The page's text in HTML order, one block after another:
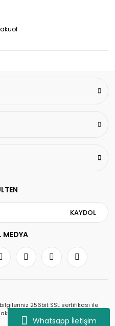
Whatsapp İletişim
KAYDOL
MEDYA
256bit SSL sertifikası ile